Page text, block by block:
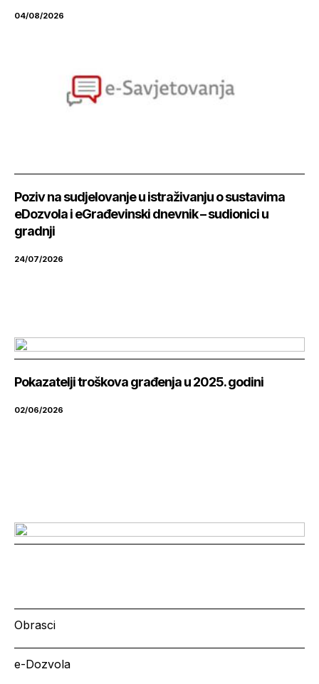
04/08/2026
Poziv na sudjelovanje u istraživanju o sustavima
eDozvola i eGrađevinski dnevnik – sudionici u
gradnji
24/07/2026
Pokazatelji troškova građenja u 2025. godini
02/06/2026
Obrasci
e-Dozvola